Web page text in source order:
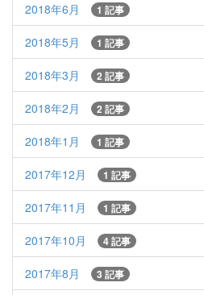
2018年6月 1 記事
2018年5月 1 記事
2018年3月 2 記事
2018年2月 2 記事
2018年1月 1 記事
2017年12月 1 記事
2017年11月 1 記事
2017年10月 4 記事
2017年8月 3 記事